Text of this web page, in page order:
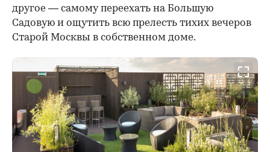
другое — самому переехать на Большую
Садовую и ощутить всю прелесть тихих вечеров
Старой Москвы в собственном доме.